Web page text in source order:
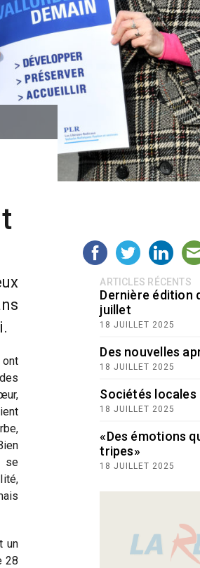
ont
se
un
28
ARTICLES RÉCENTS
Dernière édition
juillet
18 JUILLET 2025
Des nouvelles
18 JUILLET 2025
Sociétés locales
18 JUILLET 2025
«Des émotions
tripes»
18 JUILLET 2025